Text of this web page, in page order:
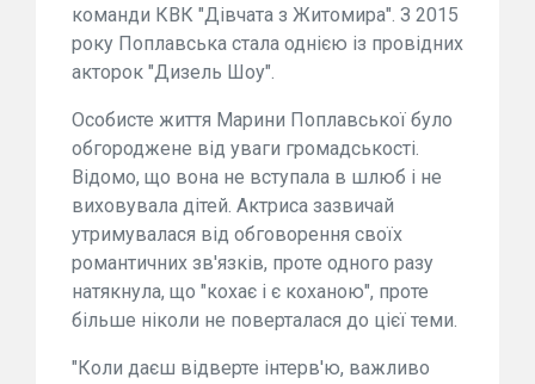
команди КВК "Дівчата з Житомира". З 2015
року Поплавська стала однією із провідних
акторок "Дизель Шоу".
Особисте життя Марини Поплавської було
обгороджене від уваги громадськості.
Відомо, що вона не вступала в шлюб і не
виховувала дітей. Актриса зазвичай
утримувалася від обговорення своїх
романтичних зв'язків, проте одного разу
натякнула, що "кохає і є коханою", проте
більше ніколи не поверталася до цієї теми.
"Коли даєш відверте інтерв'ю, важливо